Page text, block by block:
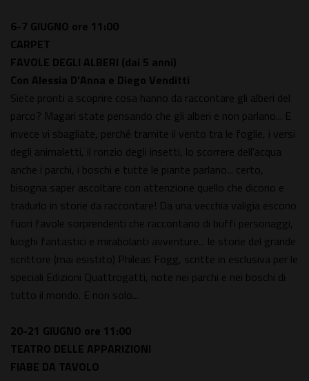
6-7 GIUGNO ore 11:00
CARPET
FAVOLE DEGLI ALBERI (dai 5 anni)
Con Alessia D'Anna e Diego Venditti
Siete pronti a scoprire cosa hanno da raccontare gli alberi del
parco? Magari state pensando che gli alberi e non parlano... E
invece vi sbagliate, perché tramite il vento tra le foglie, i versi
degli animaletti, il ronzio degli insetti, lo scorrere dell'acqua
anche i parchi, i boschi e tutte le piante parlano... certo,
bisogna saper ascoltare con attenzione quello che dicono e
tradurlo in storie da raccontare! Da una vecchia valigia escono
fuori favole sorprendenti che raccontano di buffi personaggi,
luoghi fantastici e mirabolanti avventure... le storie del grande
scrittore (mai esistito) Phileas Fogg, scritte in esclusiva per le
speciali Edizioni Quattrogatti, note nei parchi e nei boschi di
tutto il mondo. E non solo...
20-21 GIUGNO ore 11:00
TEATRO DELLE APPARIZIONI
FIABE DA TAVOLO